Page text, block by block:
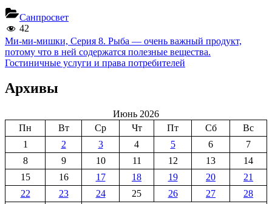
Санпросвет
42
Навигация
по
Previous
Post:
Ми-ми-мишки, Серия 8. Рыба — очень важный продукт,
потому что в ней содержатся полезные вещества.
Next
Гостиничные услуги и права потребителей
Архивы
Июнь 2026
Пн
Вт Ср Чт Пт Сб
Вс
1
2 3 4 5 6
7
8
9 10 11 12 13
14
15
16 17 18 19 20
21
22
23 24 25 26 27
28